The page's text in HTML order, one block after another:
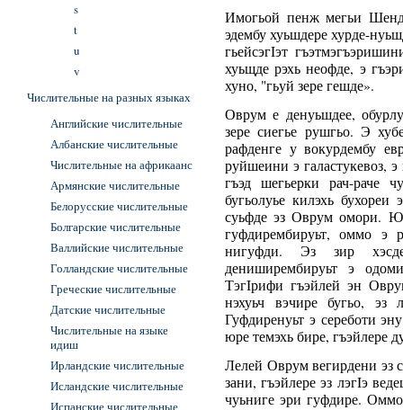
Имогьой пенж мегьи
эдембу хуьшдере хурде-
гьейсэгIэт
хуьщде рэхь неофде, э
хуно, "гьуй зере гешде».
Оврум е денуьшдее,
зере сиегье рушгьо. Э
рафденге у вокурдембу
руйшеини э галастукевоз,
гъэд шегьерки рач-раче
бугьолуье килэхь
суьфде эз Оврум омори.
гуфдирембируьт, оммо
нигуфди. Эз зир
дениширембируьт э
ТэгIрифи гъэйлей эн
нэхуьч вэчире бугьо, эз
Гуфдиренуьт э сереботи
юре темэхь бире, гъэйлере
Лелей Оврум вегирдени эз
зани, гъэйлере эз лэгIэ
чуьниге эри гуфдире.
s
t
u
v
Числительные на разных языках
Английские числительные
Албанские числительные
Числительные на африкаанс
Армянские числительные
Белорусские числительные
Болгарские числительные
Валлийские числительные
Голландские числительные
Греческие числительные
Датские числительные
Числительные на языке
идиш
Ирландские числительные
Исландские числительные
Испанские числительные